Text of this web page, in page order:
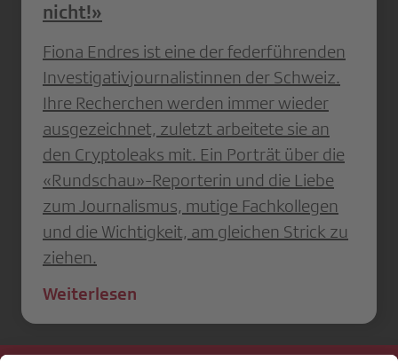
nicht!»
Fiona Endres ist eine der federführenden
Investigativjournalistinnen der Schweiz.
Ihre Recherchen werden immer wieder
ausgezeichnet, zuletzt arbeitete sie an
den Cryptoleaks mit. Ein Porträt über die
«Rundschau»-Reporterin und die Liebe
zum Journalismus, mutige Fachkollegen
und die Wichtigkeit, am gleichen Strick zu
ziehen.
Weiterlesen